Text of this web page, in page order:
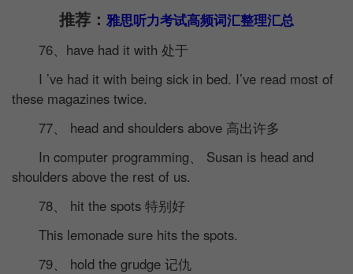
推荐： 雅思听力考试高频词汇整理汇总
76、have had it with 处于
I ’ve had it with being sick in bed. I’ve read most of
these magazines twice.
77、 head and shoulders above 高出许多
In computer programming、 Susan is head and
shoulders above the rest of us.
78、 hit the spots 特别好
This lemonade sure hits the spots.
79、 hold the grudge 记仇